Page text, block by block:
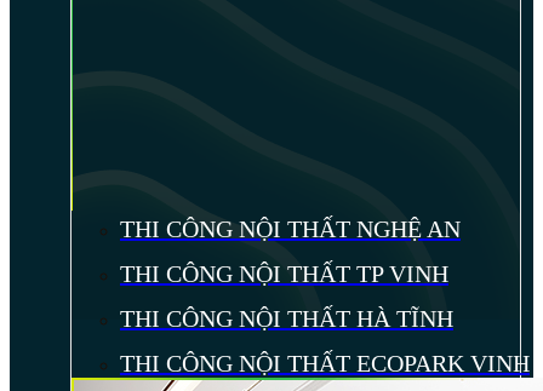
THI CÔNG NỘI THẤT NGHỆ AN
THI CÔNG NỘI THẤT TP VINH
THI CÔNG NỘI THẤT HÀ TĨNH
THI CÔNG NỘI THẤT ECOPARK VINH